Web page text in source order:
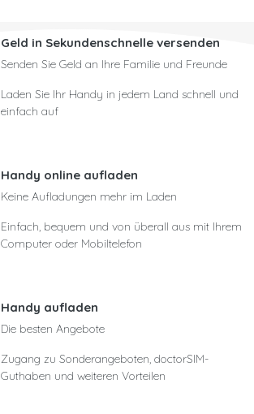
Geld in Sekundenschnelle versenden
Senden Sie Geld an Ihre Familie und Freunde
Laden Sie Ihr Handy in jedem Land schnell und
einfach auf
Handy online aufladen
Keine Aufladungen mehr im Laden
Einfach, bequem und von überall aus mit Ihrem
Computer oder Mobiltelefon
Handy aufladen
Die besten Angebote
Zugang zu Sonderangeboten, doctorSIM-
Guthaben und weiteren Vorteilen